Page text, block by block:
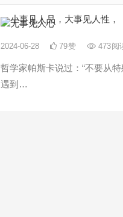
2024-06-28 79赞 473阅
哲学家帕斯卡说过：“不要从
遇到…